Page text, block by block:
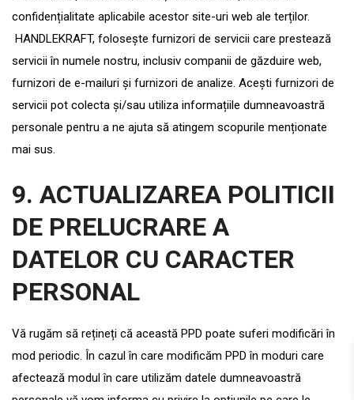
confidențialitate aplicabile acestor site-uri web ale terților.
HANDLEKRAFT, folosește furnizori de servicii care prestează
servicii în numele nostru, inclusiv companii de găzduire web,
furnizori de e-mailuri și furnizori de analize. Acești furnizori de
servicii pot colecta și/sau utiliza informațiile dumneavoastră
personale pentru a ne ajuta să atingem scopurile menționate
mai sus.
9. ACTUALIZAREA POLITICII
DE PRELUCRARE A
DATELOR CU CARACTER
PERSONAL
Vă rugăm să rețineți că această PPD poate suferi modificări în
mod periodic. În cazul în care modificăm PPD în moduri care
afectează modul în care utilizăm datele dumneavoastră